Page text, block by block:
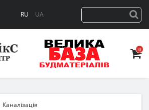
RU UA
0
Каналізація